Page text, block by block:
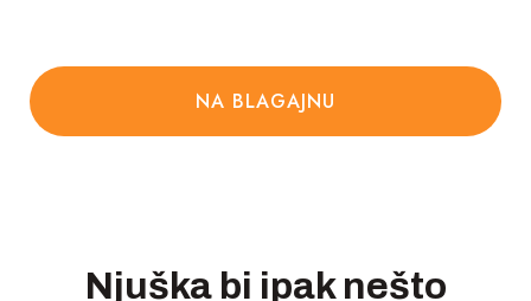
NA BLAGAJNU
Njuška bi ipak nešto